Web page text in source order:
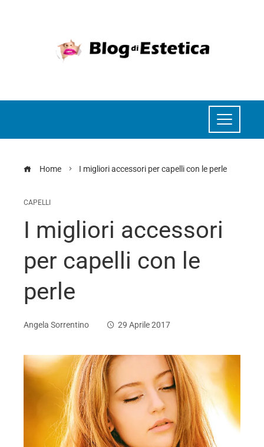
Home I migliori accessori per capelli con le perle
CAPELLI
I migliori accessori
per capelli con le
perle
Angela Sorrentino 29 Aprile 2017